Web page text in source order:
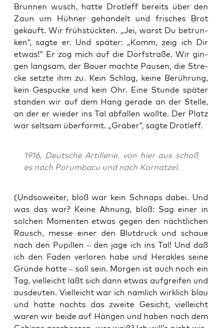
Brun­nen wusch, hat­te Drotl­eff bereits über den
Zaun um Hüh­ner gehan­delt und fri­sches Brot
gekauft. Wir früh­stück­ten. „Jei, warst Du betrun­
ken“, sag­te er. Und spä­ter: „Komm, zeig ich Dir
etwas!“ Er zog mich auf die Dorf­stra­ße. Wir gin­
gen lang­sam, der Bau­er mach­te Pau­sen, die Stre­
cke setz­te ihm zu. Kein Schlag, kei­ne Berüh­rung,
kein Gespu­cke und kein Ohr. Eine Stun­de spä­ter
stan­den wir auf dem Hang gera­de an der Stel­le,
an der er wie­der ins Tal abfal­len woll­te. Der Platz
war selt­sam über­formt. „Grä­ber“, sag­te Drotleff.
1916, Deut­sche Artil­le­rie, von hier aus schoß
es nach Por­um­ba­cu und nach Kornatzel.
(Und­so­wei­ter, bloß war kein Schnaps dabei. Und
was das war? Kei­ne Ahnung, bloß: Sag einer in
sol­chen Momen­ten etwas gegen den nächt­li­chen
Rausch, mes­se einer den Blut­druck und schaue
nach den Pupil­len – den jage ich ins Tal! Und daß
ich den Faden ver­lo­ren habe und Hera­kles sei­ne
Grün­de hat­te – soll sein. Mor­gen ist auch noch ein
Tag, viel­leicht läßt sich dann etwas auf­grei­fen und
aus­deu­ten. Viel­leicht war ich näm­lich wirk­lich blau
und hat­te nachts das zwei­te Gesicht, viel­leicht
waren wir bei­de auf Hän­gen und haben nach dem